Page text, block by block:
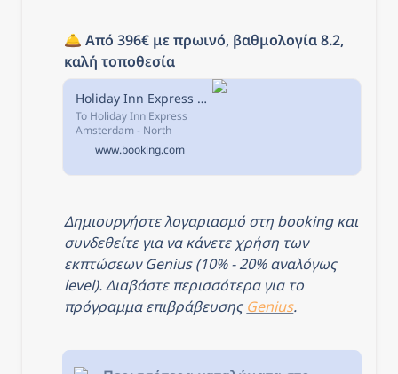
επίπεδης...
🛎️ Από 396€ με πρωινό, βαθμολογία 8.2,
καλή τοποθεσία
Holiday Inn Express Amsterdam - North Riverside, an IHG Hotel, Άμστερνταμ, Κάτω Χώρες
Το Holiday Inn Express
Amsterdam - North
Riverside, an IHG Hotel
βρίσκεται στο Άμστερνταμ,
σε απόσταση 1,7 χλμ από
www.booking.com
Δημιουργήστε λογαριασμό στη booking και
συνδεθείτε για να κάνετε χρήση των
εκπτώσεων Genius (10% - 20% αναλόγως
level). Διαβάστε περισσότερα για το
πρόγραμμα επιβράβευσης Genius.